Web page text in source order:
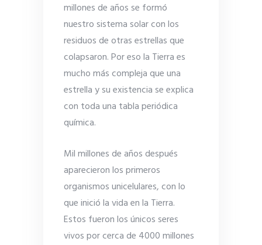
millones de años se formó
nuestro sistema solar con los
residuos de otras estrellas que
colapsaron. Por eso la Tierra es
mucho más compleja que una
estrella y su existencia se explica
con toda una tabla periódica
química.
Mil millones de años después
aparecieron los primeros
organismos unicelulares, con lo
que inició la vida en la Tierra.
Estos fueron los únicos seres
vivos por cerca de 4000 millones